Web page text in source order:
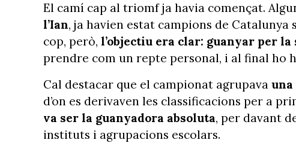
El camí cap al triomf ja havia començat.
l’Ian, ja havien estat campions de Catalunya
cop, però, l’objectiu era clar: guanyar per la
prendre com un repte personal, i al final ho
Cal destacar que el campionat agrupava una
d’on es derivaven les classificacions per a
va ser la guanyadora absoluta, per davant
instituts i agrupacions escolars.